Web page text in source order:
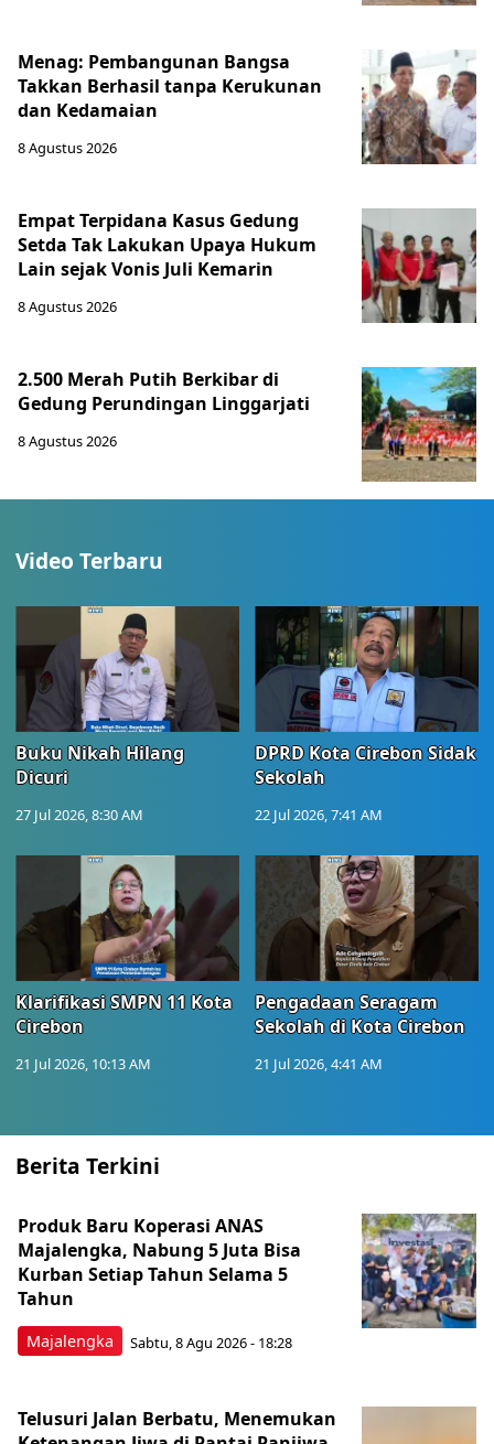
Menag: Pembangunan Bangsa
Takkan Berhasil tanpa Kerukunan
dan Kedamaian
8 Agustus 2026
Empat Terpidana Kasus Gedung
Setda Tak Lakukan Upaya Hukum
Lain sejak Vonis Juli Kemarin
8 Agustus 2026
2.500 Merah Putih Berkibar di
Gedung Perundingan Linggarjati
8 Agustus 2026
Video Terbaru
Buku Nikah Hilang
Dicuri
27 Jul 2026, 8:30 AM
DPRD Kota Cirebon Sidak
Sekolah
22 Jul 2026, 7:41 AM
Klarifikasi SMPN 11 Kota
Cirebon
21 Jul 2026, 10:13 AM
Pengadaan Seragam
Sekolah di Kota Cirebon
21 Jul 2026, 4:41 AM
Berita Terkini
Majalengka
Produk Baru Koperasi ANAS
Majalengka, Nabung 5 Juta Bisa
Kurban Setiap Tahun Selama 5
Tahun
Sabtu, 8 Agu 2026 - 18:28
Telusuri Jalan Berbatu, Menemukan